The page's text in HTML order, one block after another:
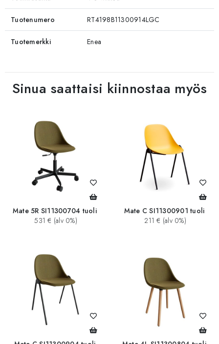
Tuotenumero RT4198B11300914LGC
Tuotemerkki Enea
Sinua saattaisi kiinnostaa myös
Mate 5R SI11300704 tuoli
531 € (alv 0%)
Mate C SI11300901 tuoli
211 € (alv 0%)